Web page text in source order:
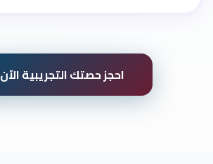
احجز حصتك التجريبية الآن